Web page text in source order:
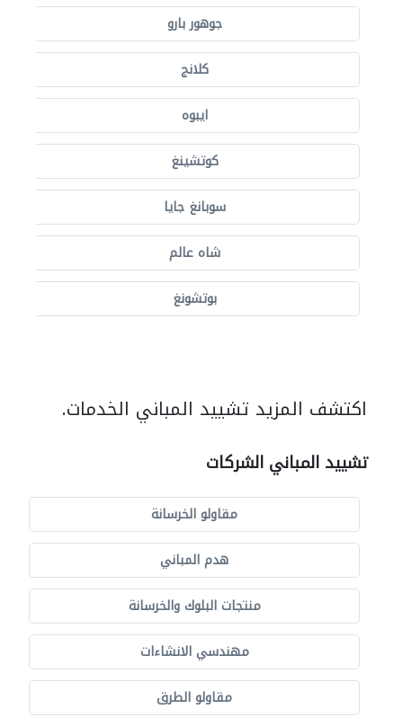
جوهور بارو
كلانج
ايبوه
كوتشينغ
سوبانغ جايا
شاه عالم
بوتشونغ
اكتشف المزيد تشييد المباني الخدمات.
تشييد المباني الشركات
مقاولو الخرسانة
هدم المباني
منتجات البلوك والخرسانة
مهندسي الانشاءات
مقاولو الطرق